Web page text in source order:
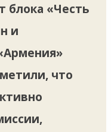
блока «Честь
и
что